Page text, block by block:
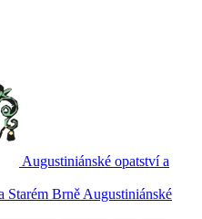
Augustiniánské opatství a
Starém Brně Augustiniánské